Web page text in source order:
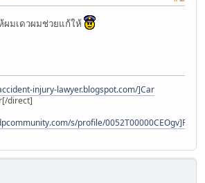
ผมเดวผมช่วยแก้ให้
injury-lawyer.blogspot.com/]Car
direct]
s/profile/0052T00000CEOgv]Find